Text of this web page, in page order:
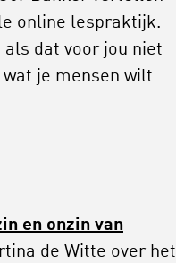
online lespraktijk.
als dat voor jou niet
wat je mensen wilt
en onzin van
de Witte over het